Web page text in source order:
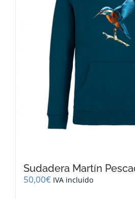
la
página
producto
Sudadera Martín
50,00€ IVA incluido